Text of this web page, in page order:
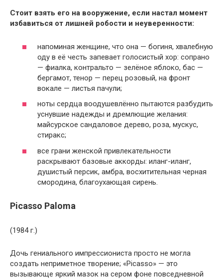
Стоит взять его на вооружение, если настал момент
избавиться от лишней робости и неуверенности:
напоминая женщине, что она — богиня, хвалебную
оду в её честь запевает голосистый хор: сопрано
— фиалка, контральто — зелёное яблоко, бас —
бергамот, тенор — перец розовый, на фронт
вокале — листья пачули;
ноты сердца воодушевлённо пытаются разбудить
уснувшие надежды и дремлющие желания:
майсурское сандаловое дерево, роза, мускус,
стиракс;
все грани женской привлекательности
раскрывают базовые аккорды: иланг-иланг,
душистый персик, амбра, восхитительная черная
смородина, благоухающая сирень.
Picasso Paloma
(1984 г.)
Дочь гениального импрессиониста просто не могла
создать неприметное творение; «Picasso» — это
вызывающе яркий мазок на сером фоне повседневной